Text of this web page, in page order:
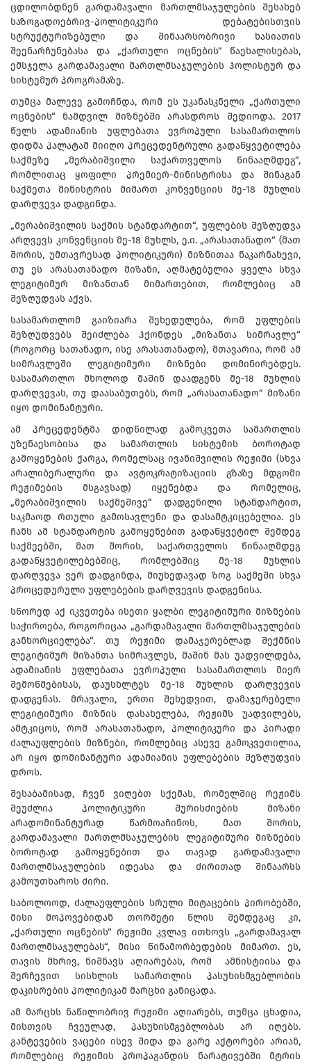
ცდილობდნენ გარდამავალი მართლმსაჯულების შესახებ
საზოგადოებრივ-პოლიტიკური დებატებისთვის
სტრუქტურიზებული და შინაარსობრივი ხასიათის
შეენარჩუნებასა და „ქართული ოცნების“ წაეხალისებას,
ემსჯელა გარდამავალი მართლმსაჯულების ჰოლისტურ და
სისტემურ პროგრამაზე.
თუმცა მალევე გამოჩნდა, რომ ეს უკანასკნელი „ქართული
ოცნების“ ნამდვილ მიზნებში არასდროს შედიოდა. 2017
წელს ადამიანის უფლებათა ევროპული სასამართლოს
დიდმა პალატამ მიიღო პრეცედენტრული გადაწყვეტილება
საქმეზე „მერაბიშვილი საქართველოს წინააღმდეგ“,
რომლითაც ყოფილი პრემიერ-მინისტრისა და შინაგან
საქმეთა მინისტრის მიმართ კონვენციის მე-18 მუხლის
დარღვევა დადგინდა.
„მერაბიშვილის საქმის სტანდარტით“, უფლების შეზღუდვა
არღვევს კონვენციის მე-18 მუხლს, ე.ი. „არასათანადო“ (მათ
შორის, უმთავრესად პოლიტიკური) მიზნითაა ნაკარნახევი,
თუ ეს არასათანადო მიზანი, აღმატებულია ყველა სხვა
ლეგიტიმურ მიზანთან მიმართებით, რომლებიც ამ
შეზღუდვას აქვს.
სასამართლომ გაიზიარა შეხედულება, რომ უფლების
შეზღუდვებს შეიძლება ჰქონდეს „მიზანთა სიმრავლე“
(როგორც სათანადო, ისე არასათანადო), მთავარია, რომ ამ
სიმრავლეში ლეგიტიმური მიზნები დომინირებდეს.
სასამართლო მხოლოდ მაშინ დაადგენს მე-18 მუხლის
დარღვევას, თუ დაასაბუთებს, რომ „არასათანადო“ მიზანი
იყო დომინანტური.
ამ პრეცედენტმა დიდწილად გამოკვეთა სამართლის
უზენაესობისა და სამართლის სისტემის ბოროტად
გამოყენების ქარგა, რომელსაც ივანიშვილის რეჟიმი (სხვა
არალიბერალური და ავტოკრატიზაციის გზაზე მდგომი
რეჟიმების მსგავსად) იყენებდა და რომელიც,
„მერაბიშვილის საქმეშივე“ დადგენილი სტანდარტით,
საკმაოდ რთული გამოსავლენი და დასამტკიცებელია. ეს
ჩანს ამ სტანდარტის გამოყენებით გადაწყვეტილ შემდეგ
საქმეებში, მათ შორის, საქართველოს წინააღმდეგ
გადაწყვეტილებებშიც, რომლებშიც მე-18 მუხლის
დარღვევა ვერ დადგინდა, მიუხედავად ზოგ საქმეში სხვა
პროცედურული უფლებების დარღვევის დადგენისა.
სწორედ აქ იკვეთება ისეთი ყალბი ლეგიტიმური მიზნების
საჭიროება, როგორიცაა „გარდამავალი მართლმსაჯულების
განხორციელება“. თუ რეჟიმი დამაჯერებლად შექმნის
ლეგიტიმურ მიზანთა სიმრავლეს, მაშინ მას უადვილდება,
ადამიანის უფლებათა ევროპული სასამართლოს მიერ
შემოწმებისას, დაუსხლტეს მე-18 მუხლის დარღვევის
დადგენას. მრავალი, ერთი შეხედვით, დამაჯერებელი
ლეგიტიმური მიზნის დასახელება, რეჟიმს უადვილებს,
ამტკიცოს, რომ არასათანადო, პოლიტიკური და პირადი
ძალაუფლების მიზნები, რომლებიც ასევე გამოკვეთილია,
არ იყო დომინანტური ადამიანის უფლებების შეზღუდვის
დროს.
შესაბამისად, ჩვენ ვიღებთ სქემას, რომელშიც რეჟიმს
შეუძლია პოლიტიკური შურისძიების მიზანი
არადომინანტურად წარმოაჩინოს, მათ შორის,
გარდამავალი მართლმსაჯულების ლეგიტიმური მიზნების
ბოროტად გამოყენებით და თავად გარდამავალი
მართლმსაჯულების იდეასა და ძირითად შინაარსს
გამოუთხაროს ძირი.
საბოლოოდ, ძალაუფლების სრული მიტაცების პირობებში,
მისი მოპოვებიდან თორმეტი წლის შემდეგაც კი,
„ქართული ოცნების“ რეჟიმი კვლავ ითხოვს „გარდამავალ
მართლმსაჯულებას“, მისი წინამორბედების მიმართ. ეს,
თავის მხრივ, ნიშნავს აღიარებას, რომ ამნისტიისა და
შერჩევით სისხლის სამართლის პასუხისმგებლობის
დაკისრების პოლიტიკამ მარცხი განიცადა.
ამ მარცხს ნაწილობრივ რეჟიმი აღიარებს, თუმცა ცხადია,
მისთვის ჩვეულად, პასუხისმგებლობას არ იღებს.
განტევების ვაცები ისევ შიდა და გარე აქტორები არიან,
რომლებიც რეჟიმის პროპაგანდის ნარატივებში მტრის